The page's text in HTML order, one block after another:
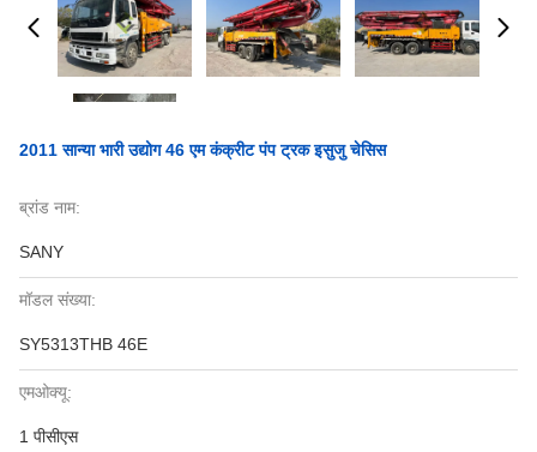
2011 सान्या भारी उद्योग 46 एम कंक्रीट पंप ट्रक इसुजु चेसिस
ब्रांड नाम:
SANY
मॉडल संख्या:
SY5313THB 46E
एमओक्यू:
1 पीसीएस